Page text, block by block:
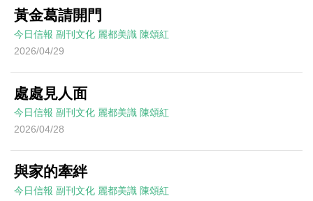
黃金葛請開門
今日信報 副刊文化 麗都美識 陳頌紅
2026/04/29
處處見人面
今日信報 副刊文化 麗都美識 陳頌紅
2026/04/28
與家的牽絆
今日信報 副刊文化 麗都美識 陳頌紅